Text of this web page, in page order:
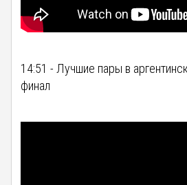
14:51 - Лучшие пары в
финал